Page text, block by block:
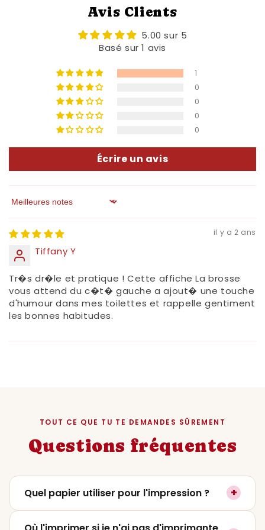
Avis Clients
5.00 sur 5
Basé sur 1 avis
1
0
0
0
0
Écrire un avis
Sort by
il y a 2 ans
Tiffany Y
Tr�s dr�le et pratique ! Cette affiche La brosse
vous attend du c�t� gauche a ajout� une touche
d'humour dans mes toilettes et rappelle gentiment
les bonnes habitudes.
TOUT CE QUE TU TE DEMANDES SÛREMENT
Questions fréquentes
Quel papier utiliser pour l'impression ? +
On recommande un papier mat ou satiné